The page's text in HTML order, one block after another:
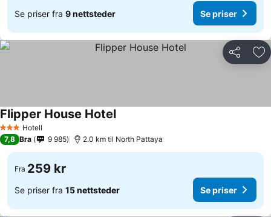
Se priser fra 9 nettsteder Se priser
Del
3 StjernerHotell
Flipper House Hotel
7,8 Bra 9 985 2.0 km til North Pattaya
Fra 259 kr
Se priser fra 15 nettsteder Se priser